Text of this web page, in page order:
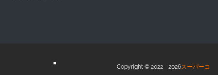
Copyright © 2022 - 2026スーパーコ